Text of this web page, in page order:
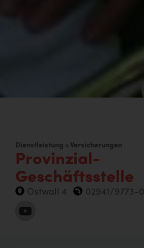
Dienstleistung » Versicherungen
Provinzial-
Geschäftsstelle
Ostwall 4 02941/9773-0